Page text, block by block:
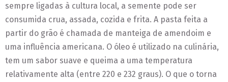
sempre ligadas à cultura local, a semente pode ser
consumida crua, assada, cozida e frita. A pasta feita a
partir do grão é chamada de manteiga de amendoim e
uma influência americana. O óleo é utilizado na culinária,
tem um sabor suave e queima a uma temperatura
relativamente alta (entre 220 e 232 graus). O que o torna